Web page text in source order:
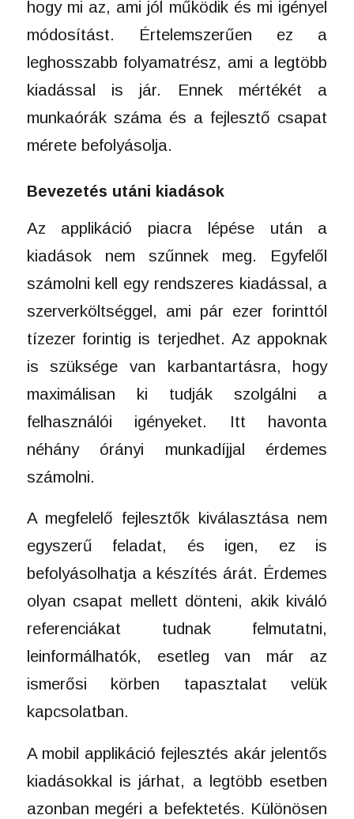
hogy mi az, ami jól működik és mi igényel
módosítást. Értelemszerűen ez a
leghosszabb folyamatrész, ami a legtöbb
kiadással is jár. Ennek mértékét a
munkaórák száma és a fejlesztő csapat
mérete befolyásolja.
Bevezetés utáni kiadások
Az applikáció piacra lépése után a
kiadások nem szűnnek meg. Egyfelől
számolni kell egy rendszeres kiadással, a
szerverköltséggel, ami pár ezer forinttól
tízezer forintig is terjedhet. Az appoknak
is szüksége van karbantartásra, hogy
maximálisan ki tudják szolgálni a
felhasználói igényeket. Itt havonta
néhány órányi munkadíjjal érdemes
számolni.
A megfelelő fejlesztők kiválasztása nem
egyszerű feladat, és igen, ez is
befolyásolhatja a készítés árát. Érdemes
olyan csapat mellett dönteni, akik kiváló
referenciákat tudnak felmutatni,
leinformálhatók, esetleg van már az
ismerősi körben tapasztalat velük
kapcsolatban.
A mobil applikáció fejlesztés akár jelentős
kiadásokkal is járhat, a legtöbb esetben
azonban megéri a befektetés. Különösen